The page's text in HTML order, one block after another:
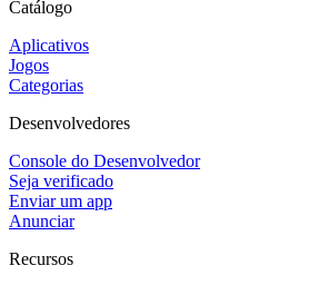
Catálogo
Aplicativos
Jogos
Categorias
Desenvolvedores
Console do Desenvolvedor
Seja verificado
Enviar um app
Anunciar
Recursos